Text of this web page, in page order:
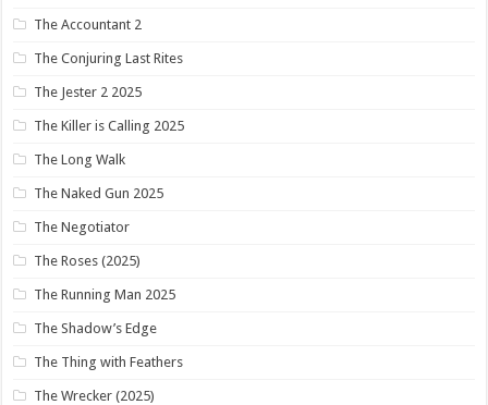
The Accountant 2
The Conjuring Last Rites
The Jester 2 2025
The Killer is Calling 2025
The Long Walk
The Naked Gun 2025
The Negotiator
The Roses (2025)
The Running Man 2025
The Shadow’s Edge
The Thing with Feathers
The Wrecker (2025)